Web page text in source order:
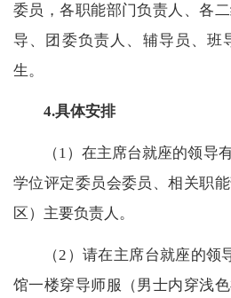
委员，各职能部门负责人、各
导、团委负责人、辅导员、班
生。
4.具体安排
（1）在主席台就座的领导
学位评定委员会委员、相关职
区）主要负责人。
（2）请在主席台就座的领
馆一楼穿导师服（男士内穿浅